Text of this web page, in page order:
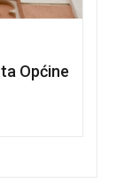
Općine